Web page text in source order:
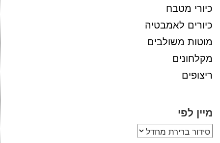
כיורי מטבח
כיורים לאמבטיה
מוטות משולבים
מקלחונים
ריצופים
מיין לפי